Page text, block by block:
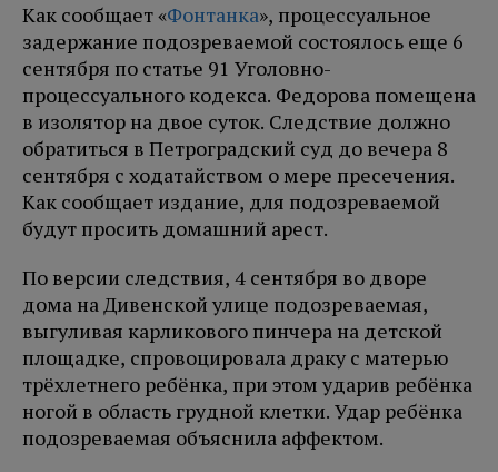
Как сообщает «Фонтанка», процессуальное
задержание подозреваемой состоялось еще 6
сентября по статье 91 Уголовно-
процессуального кодекса. Федорова помещена
в изолятор на двое суток. Следствие должно
обратиться в Петроградский суд до вечера 8
сентября с ходатайством о мере пресечения.
Как сообщает издание, для подозреваемой
будут просить домашний арест.
По версии следствия, 4 сентября во дворе
дома на Дивенской улице подозреваемая,
выгуливая карликового пинчера на детской
площадке, спровоцировала драку с матерью
трёхлетнего ребёнка, при этом ударив ребёнка
ногой в область грудной клетки. Удар ребёнка
подозреваемая объяснила аффектом.